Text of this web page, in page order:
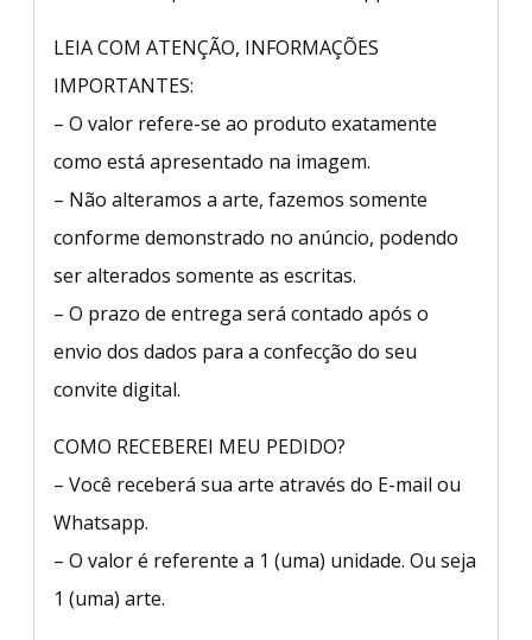
LEIA COM ATENÇÃO, INFORMAÇÕES
IMPORTANTES:
– O valor refere-se ao produto exatamente
como está apresentado na imagem.
– Não alteramos a arte, fazemos somente
conforme demonstrado no anúncio, podendo
ser alterados somente as escritas.
– O prazo de entrega será contado após o
envio dos dados para a confecção do seu
convite digital.
COMO RECEBEREI MEU PEDIDO?
– Você receberá sua arte através do E-mail ou
Whatsapp.
– O valor é referente a 1 (uma) unidade. Ou seja
1 (uma) arte.